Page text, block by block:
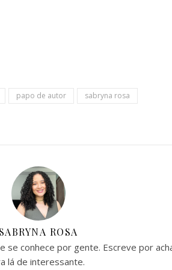
papo de autor sabryna rosa
SABRYNA ROSA
conhece por gente. Escreve por
lá de interessante.